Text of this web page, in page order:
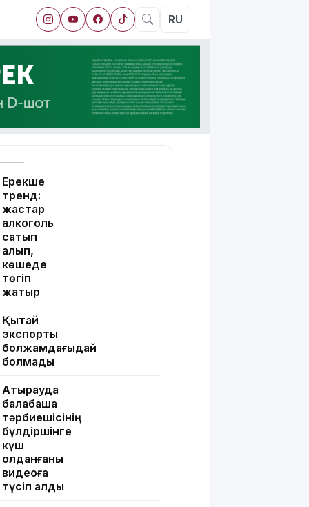
RU
Ерекше
тренд:
жастар
алкоголь
сатып
алып,
көшеде
төгіп
жатыр
Қытай
экспорты
болжамдағыдай
болмады
Атырауда
балабақша
тәрбиешісінің
бүлдіршінге
күш
қолданғаны
видеоға
түсіп қалды